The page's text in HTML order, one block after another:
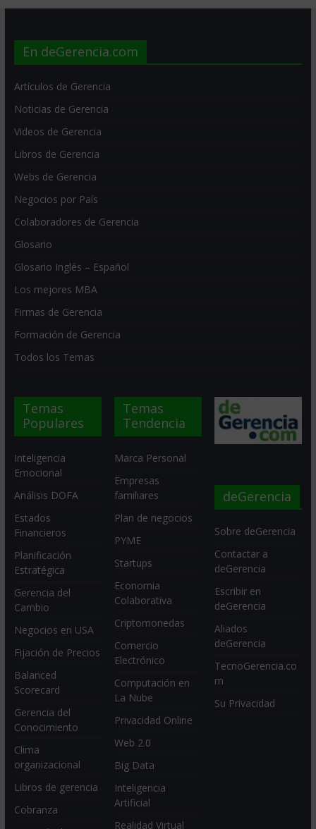
En deGerencia.com
Artículos de Gerencia
Noticias de Gerencia
Videos de Gerencia
Libros de Gerencia
Webs de Gerencia
Negocios por País
Colaboradores de Gerencia
Glosario
Glosario Inglés – Español
Los mejores MBA
Firmas de Gerencia
Formación de Gerencia
Todos los Temas
Temas
Populares
Inteligencia
Emocional
Análisis DOFA
Estados
Financieros
Planificación
Estratégica
Gerencia del
Cambio
Negocios en USA
Fijación de Precios
Balanced
Scorecard
Gerencia del
Conocimiento
Clima
organizacional
Libros de gerencia
Cobranza
Temas
Tendencia
Marca Personal
Empresas
familiares
Plan de negocios
PYME
Startups
Economia
Colaborativa
Criptomonedas
Comercio
Electrónico
Computación en
La Nube
Privacidad Online
Web 2.0
Big Data
Inteligencia
Artificial
Realidad Virtual
deGerencia
Sobre deGerencia
Contactar a
deGerencia
Escribir en
deGerencia
Aliados
deGerencia
TecnoGerencia.co
m
Su Privacidad